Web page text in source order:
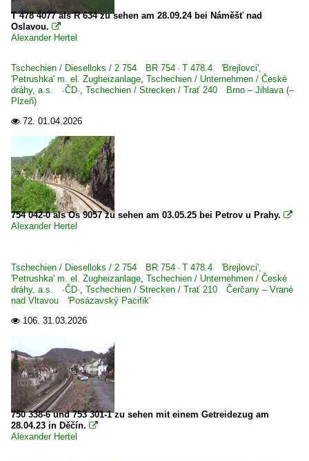
Wedler Franz Logistik GmbH & Co. KG, Potsdam ·WFL·
Werksbahnen
Wismut-Werkbahnen (alle Strecken)
Frankreich
BB 37000 · 37500 ·Prima 3-System·
Elektrotriebzüge | HGV
TGV Duplex Rame 201-291
E-Loks
BR 1016 ·ES 64 U2· Taurus
BR 1042
Polen
Dieselloks
BR 232 3 640 Private
T 478 4077 als R 634 zu sehen am 28.09.24 bei Náměšť nad
Oslavou. 
Alexander Hertel
Tschechien / Dieselloks / 2 754 BR 754 · T 478.4 'Brejlovci',
'Petrushka' m. el. Zugheizanlage, Tschechien / Unternehmen / České
dráhy, a.s. ·ČD·, Tschechien / Strecken / Trať 240 Brno – Jihlava (–
Plzeň)
 72. 01.04.2026
754 042-0 als Os 9057 zu sehen am 03.05.25 bei Petrov u Prahy. 
Alexander Hertel
Tschechien / Dieselloks / 2 754 BR 754 · T 478.4 'Brejlovci',
'Petrushka' m. el. Zugheizanlage, Tschechien / Unternehmen / České
dráhy, a.s. ·ČD·, Tschechien / Strecken / Trať 210 Čerčany – Vrané
nad Vltavou 'Posázavský Pacifik'
 106. 31.03.2026
750 338-6 und 753 301-1 zu sehen mit einem Getreidezug am
28.04.23 in Děčín. 
Alexander Hertel